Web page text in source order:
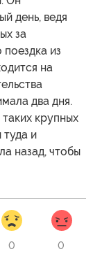
день, ведя
за
из
на
два дня.
крупных
туда и
назад, чтобы
0 0